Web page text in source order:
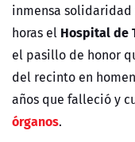
inmensa
horas el Hospital de
el pasillo de honor
del recinto en
años que falleció y
órganos.